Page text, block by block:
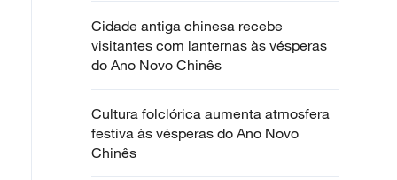
Cidade antiga chinesa recebe
visitantes com lanternas às vésperas
do Ano Novo Chinês
Cultura folclórica aumenta atmosfera
festiva às vésperas do Ano Novo
Chinês